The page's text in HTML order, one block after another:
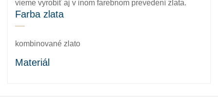
vieme vyrobiť aj v inom farebnom prevedení zlata.
Farba zlata
kombinované zlato
Materiál